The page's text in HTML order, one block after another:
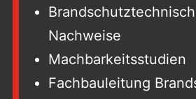
Nachweise
Machbarkeitsstudien
Fachbauleitung